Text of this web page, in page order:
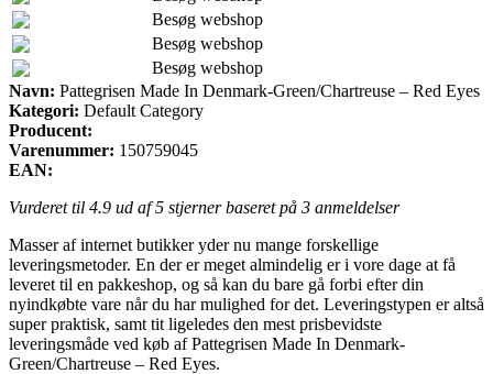
Besøg webshop
Besøg webshop
Besøg webshop
Navn: Pattegrisen Made In Denmark-Green/Chartreuse – Red Eyes
Kategori: Default Category
Producent:
Varenummer: 150759045
EAN:
Vurderet til 4.9 ud af 5 stjerner baseret på 3 anmeldelser
Masser af internet butikker yder nu mange forskellige
leveringsmetoder. En der er meget almindelig er i vore dage at få
leveret til en pakkeshop, og så kan du bare gå forbi efter din
nyindkøbte vare når du har mulighed for det. Leveringstypen er altså
super praktisk, samt tit ligeledes den mest prisbevidste
leveringsmåde ved køb af Pattegrisen Made In Denmark-
Green/Chartreuse – Red Eyes.